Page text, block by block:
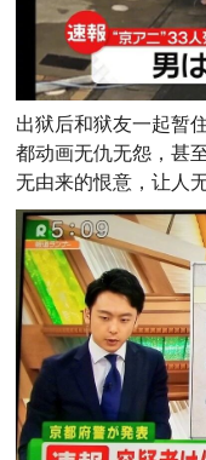
出狱后和狱友一起暂
都动画无仇无怨，甚
无由来的恨意，让人